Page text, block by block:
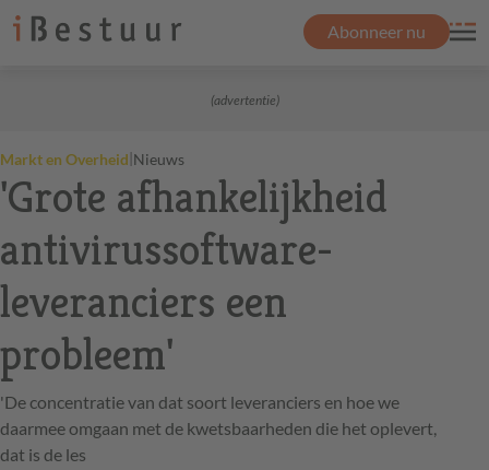
Abonneer nu
(advertentie)
Markt en Overheid|Nieuws
'Grote afhankelijkheid
antivirussoftware-
leveranciers een
probleem'
'De concentratie van dat soort leveranciers en hoe we
daarmee omgaan met de kwetsbaarheden die het oplevert,
dat is de les